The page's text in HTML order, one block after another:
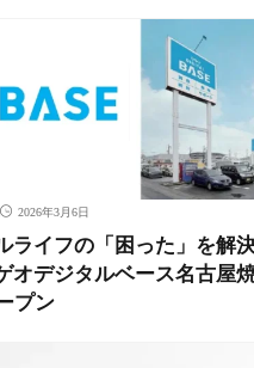
2026年3月6日
ライフの「困った」を解
オデジタルベース名古屋
プン